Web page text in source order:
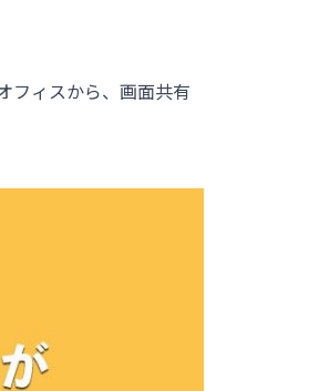
フィスから、画面共有